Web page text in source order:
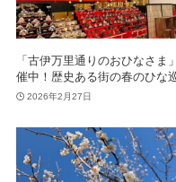
「古伊万里通りのおひなさま
催中！歴史ある街の春のひな
2026年2月27日